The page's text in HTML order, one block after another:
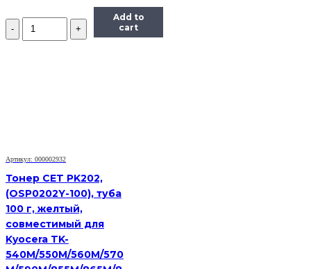
Количество
Тонер
Bk,
1
кг,
канистра
Add to
cart
Артикул: 000002932
Тонер CET PK202,
(OSP0202Y-100), туба
100 г, желтый,
совместимый для
Kyocera TK-
540M/550M/560M/570